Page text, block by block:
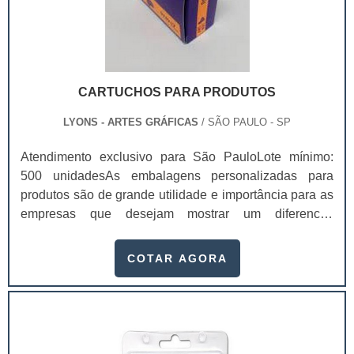
CARTUCHOS PARA PRODUTOS
LYONS - ARTES GRÁFICAS / SÃO PAULO - SP
Atendimento exclusivo para São PauloLote mínimo:
500 unidadesAs embalagens personalizadas para
produtos são de grande utilidade e importância para as
empresas que desejam mostrar um diferencial
de comunicação entre o consumidor, produto e a
formato de cartucho para estimular seus consumidores.
ocorre com os cartuchos para produtos, pois através
COTAR AGORA